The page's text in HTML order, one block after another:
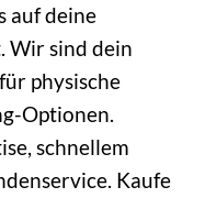
auf deine
Wir sind dein
physische
Optionen.
schnellem
Kaufe